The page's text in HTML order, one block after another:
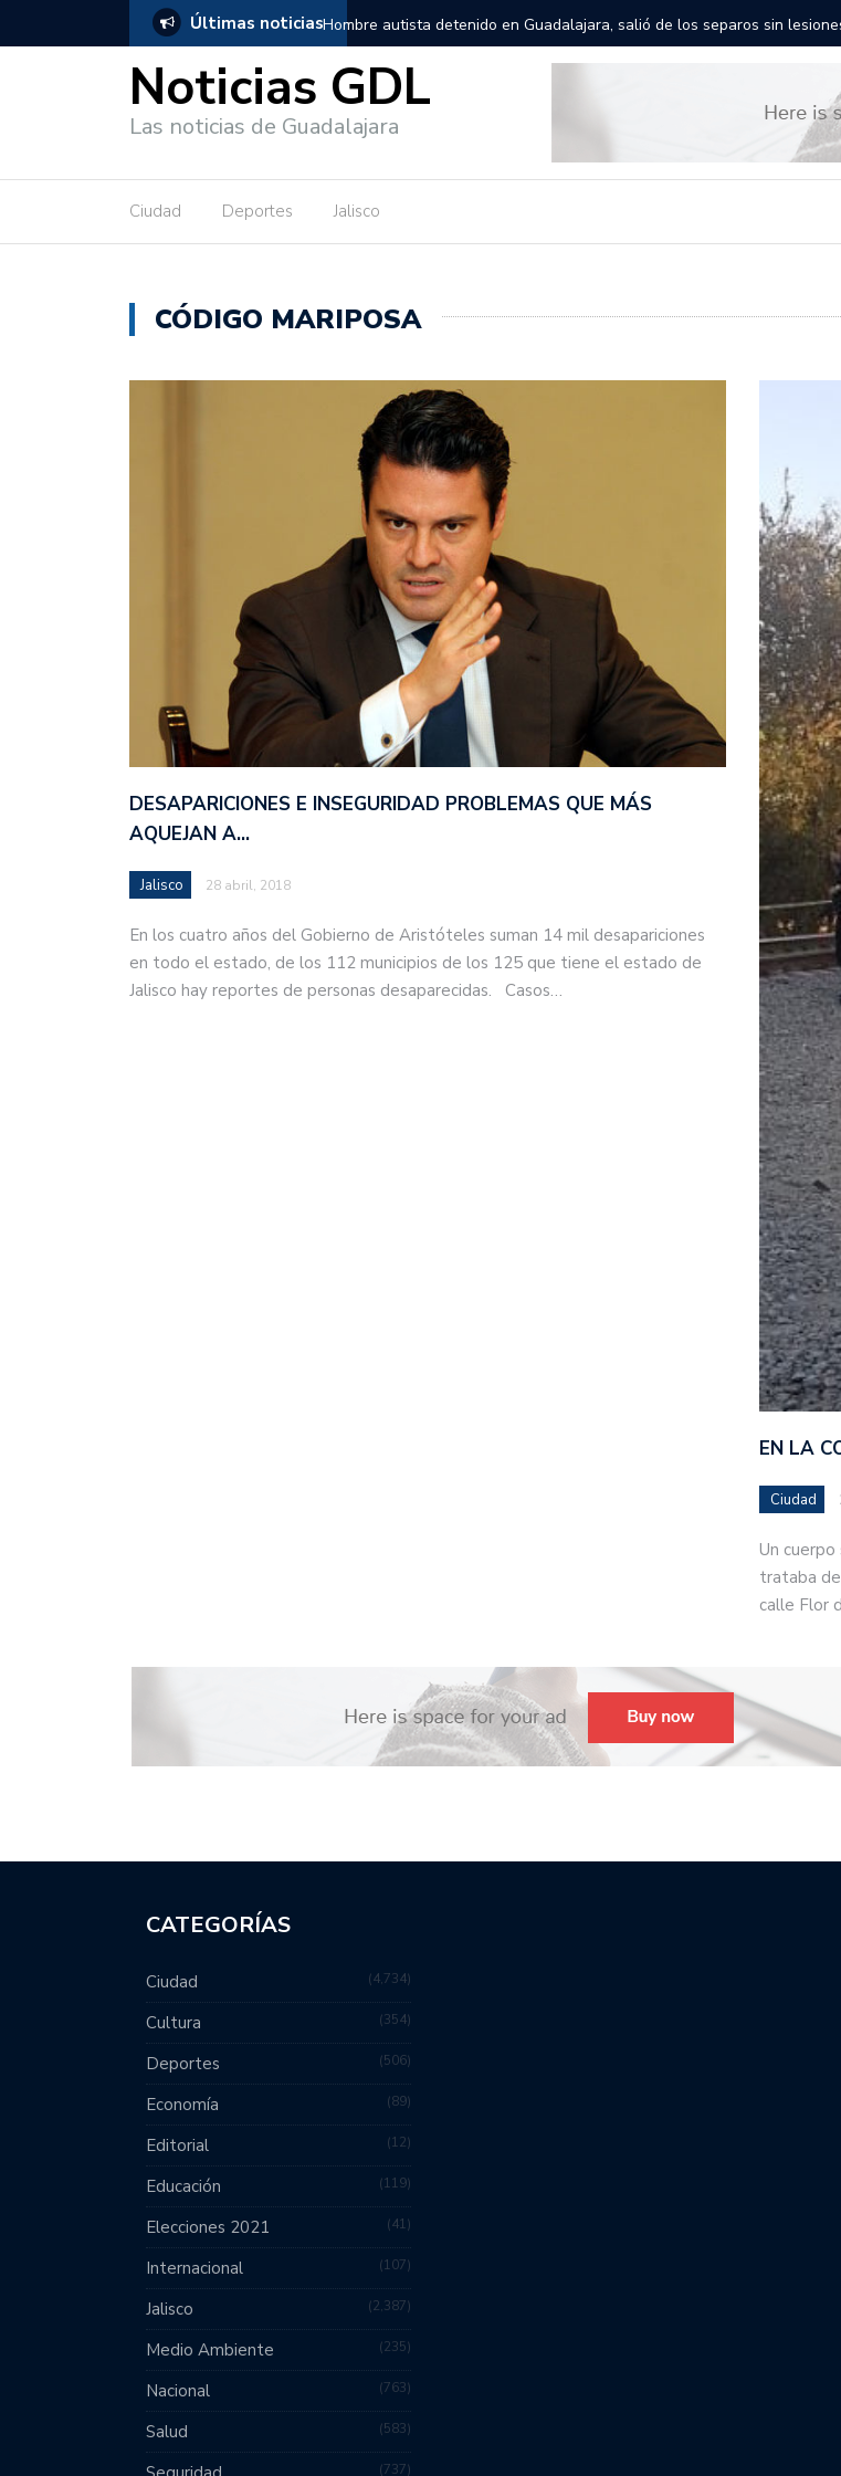
Últimas noticias
Guadalajara, salió de los separos sin lesiones graves Títeres gigantes recorrerán las calles de Guadalajara:
Noticias GDL
Las noticias de Guadalajara
Ciudad Deportes Jalisco
CÓDIGO MARIPOSA
DESAPARICIONES E INSEGURIDAD PROBLEMAS QUE MÁS
AQUEJAN A…
Jalisco 28 abril, 2018
En los cuatro años del Gobierno de Aristóteles suman 14 mil desapariciones
en todo el estado, de los 112 municipios de los 125 que tiene el estado de
Jalisco hay reportes de personas desaparecidas. Casos…
EN LA
Ciudad
Un
trataba
calle Flor
CATEGORÍAS
Ciudad 4,734
Cultura 354
Deportes 506
Economía 89
Editorial 12
Educación 119
Elecciones 2021 41
Internacional 107
Jalisco 2,387
Medio Ambiente 235
Nacional 763
Salud 583
737